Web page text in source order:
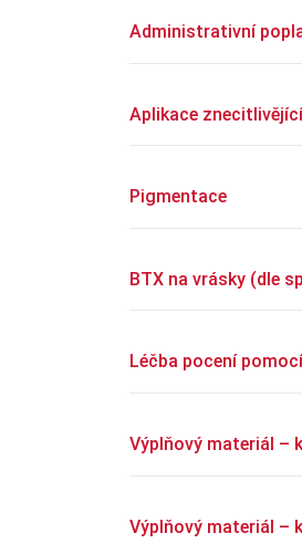
Administrativní
Aplikace
Pigmentace
BTX na vrásky (dle
Léčba pocení
Výplňový materiál –
Výplňový materiál –